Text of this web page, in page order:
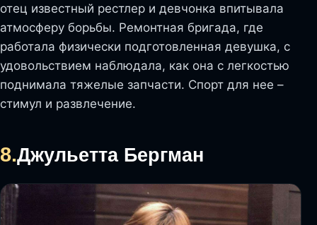
отец известный рестлер и девчонка впитывала
атмосферу борьбы. Ремонтная бригада, где
работала физически подготовленная девушка, с
удовольствием наблюдала, как она с легкостью
поднимала тяжелые запчасти. Спорт для нее –
стимул и развлечение.
8.Джульетта Бергман